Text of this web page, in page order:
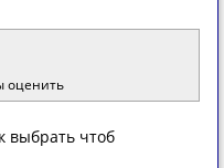
оценить
выбрать чтоб